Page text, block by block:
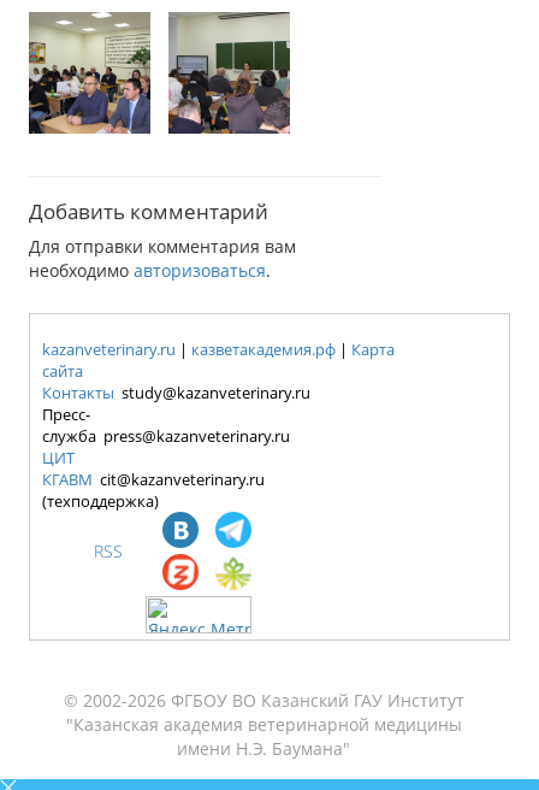
Добавить комментарий
Для отправки комментария вам
необходимо авторизоваться.
kazanveterinary.ru | казветакадемия.рф | Карта
сайта
Контакты study@kazanveterinary.ru
Пресс-
служба press@kazanveterinary.ru
ЦИТ
КГАВМ cit@kazanveterinary.ru
(техподдержка)
RSS
© 2002-2026 ФГБОУ ВО Казанский ГАУ Институт
"Казанская академия ветеринарной медицины
имени Н.Э. Баумана"